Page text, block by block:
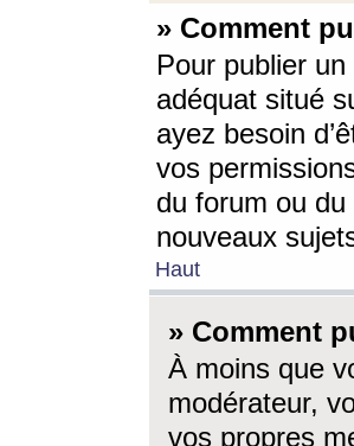
» Comment
Pour publier
adéquat situé
ayez besoin
vos
du forum ou
nouveaux
Haut
» Comment
À moins que
modérateur,
vos propres